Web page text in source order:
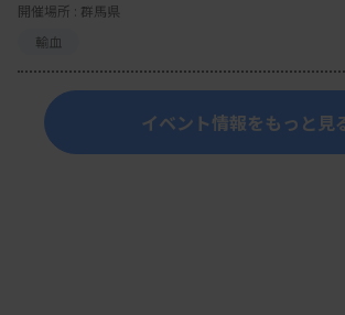
開催場所 : 群馬県
輸血
イベント情報をもっと見